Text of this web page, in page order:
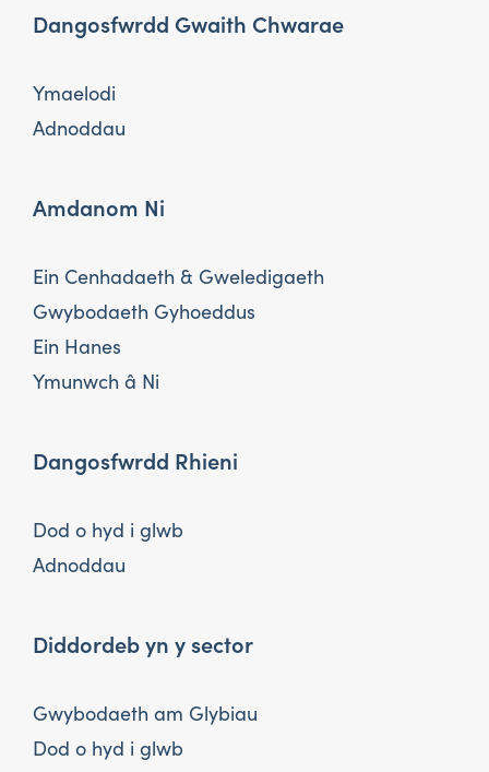
Dangosfwrdd Gwaith Chwarae
Ymaelodi
Adnoddau
Amdanom Ni
Ein Cenhadaeth & Gweledigaeth
Gwybodaeth Gyhoeddus
Ein Hanes
Ymunwch â Ni
Dangosfwrdd Rhieni
Dod o hyd i glwb
Adnoddau
Diddordeb yn y sector
Gwybodaeth am Glybiau
Dod o hyd i glwb